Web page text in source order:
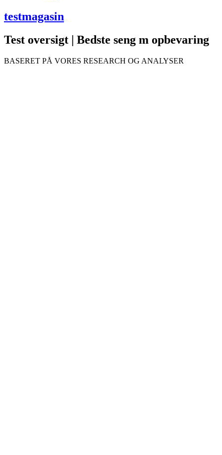
testmagasin
Test oversigt | Bedste seng m opbevaring
BASERET PÅ VORES RESEARCH OG ANALYSER